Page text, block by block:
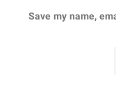
Save my name,